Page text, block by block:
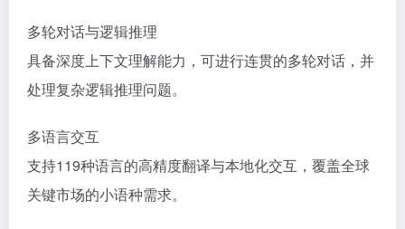
‌多轮对话与逻辑推理‌
具备深度上下文理解能力，可进行连贯的多轮对话，并
处理复杂逻辑推理问题。
‌多语言交互‌
支持‌119种语言‌的高精度翻译与本地化交互，覆盖全球
关键市场的小语种需求。